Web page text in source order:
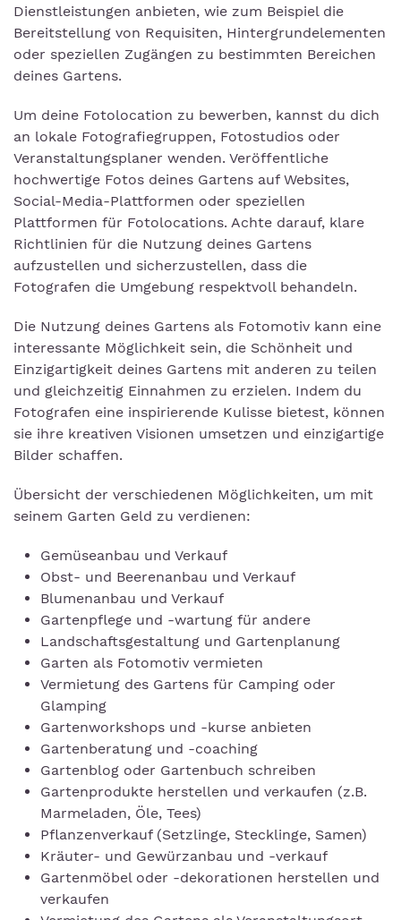
Dienstleistungen anbieten, wie zum Beispiel die
Bereitstellung von Requisiten, Hintergrundelementen
oder speziellen Zugängen zu bestimmten Bereichen
deines Gartens.
Um deine Fotolocation zu bewerben, kannst du dich
an lokale Fotografiegruppen, Fotostudios oder
Veranstaltungsplaner wenden. Veröffentliche
hochwertige Fotos deines Gartens auf Websites,
Social-Media-Plattformen oder speziellen
Plattformen für Fotolocations. Achte darauf, klare
Richtlinien für die Nutzung deines Gartens
aufzustellen und sicherzustellen, dass die
Fotografen die Umgebung respektvoll behandeln.
Die Nutzung deines Gartens als Fotomotiv kann eine
interessante Möglichkeit sein, die Schönheit und
Einzigartigkeit deines Gartens mit anderen zu teilen
und gleichzeitig Einnahmen zu erzielen. Indem du
Fotografen eine inspirierende Kulisse bietest, können
sie ihre kreativen Visionen umsetzen und einzigartige
Bilder schaffen.
Übersicht der verschiedenen Möglichkeiten, um mit
seinem Garten Geld zu verdienen:
Gemüseanbau und Verkauf
Obst- und Beerenanbau und Verkauf
Blumenanbau und Verkauf
Gartenpflege und -wartung für andere
Landschaftsgestaltung und Gartenplanung
Garten als Fotomotiv vermieten
Vermietung des Gartens für Camping oder
Glamping
Gartenworkshops und -kurse anbieten
Gartenberatung und -coaching
Gartenblog oder Gartenbuch schreiben
Gartenprodukte herstellen und verkaufen (z.B.
Marmeladen, Öle, Tees)
Pflanzenverkauf (Setzlinge, Stecklinge, Samen)
Kräuter- und Gewürzanbau und -verkauf
Gartenmöbel oder -dekorationen herstellen und
verkaufen